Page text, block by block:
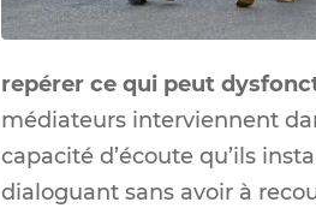
repérer ce qui peut
médiateurs interviennent
capacité d’écoute qu’ils
dialoguant sans avoir à